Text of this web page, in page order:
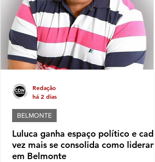
SantaCruzCabrália, fator que leva os
moradores a refletir, sobretudo em quem e
Luluca ganha espaço político e cada
vez mais se consolida como
em Belmonte
BELMONTE
Redação
há 2 dias